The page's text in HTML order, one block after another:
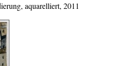
aquarelliert, 2011